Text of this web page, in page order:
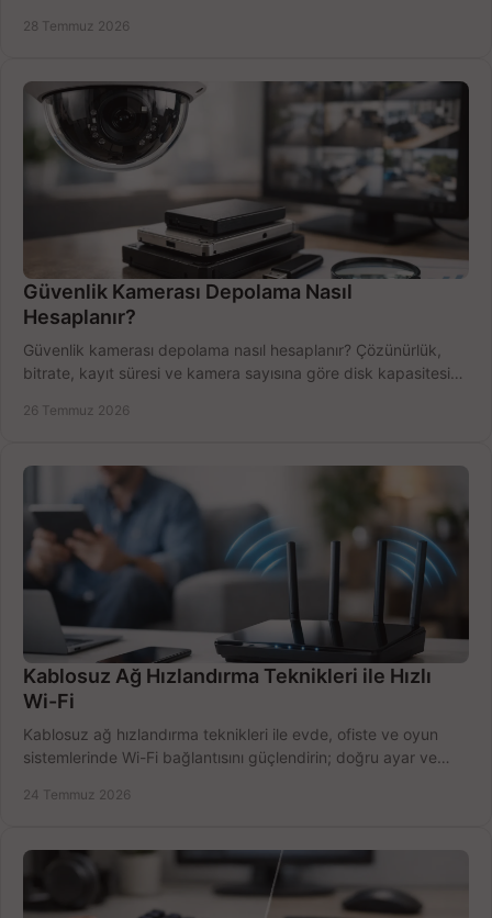
28 Temmuz 2026
Güvenlik Kamerası Depolama Nasıl
Hesaplanır?
Güvenlik kamerası depolama nasıl hesaplanır? Çözünürlük,
bitrate, kayıt süresi ve kamera sayısına göre disk kapasitesini
26 Temmuz 2026
Kablosuz Ağ Hızlandırma Teknikleri ile Hızlı
Wi-Fi
Kablosuz ağ hızlandırma teknikleri ile evde, ofiste ve oyun
sistemlerinde Wi-Fi bağlantısını güçlendirin; doğru ayar ve
24 Temmuz 2026